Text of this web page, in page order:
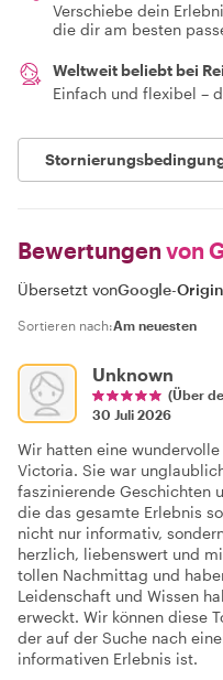
Verschiebe dein
die dir am besten
Weltweit beliebt bei
Einfach und flexibel –
Bewertungen von
Übersetzt vonGoogle-
Sortieren nach:
Unknown
(Über
30 Juli 2026
Wir hatten eine
Victoria. Sie war
faszinierende Geschichten
die das gesamte Erlebnis
nicht nur informativ,
herzlich, liebenswert und
tollen Nachmittag und
Leidenschaft und Wissen
erweckt. Wir können diese
der auf der Suche nach
informativen Erlebnis ist.